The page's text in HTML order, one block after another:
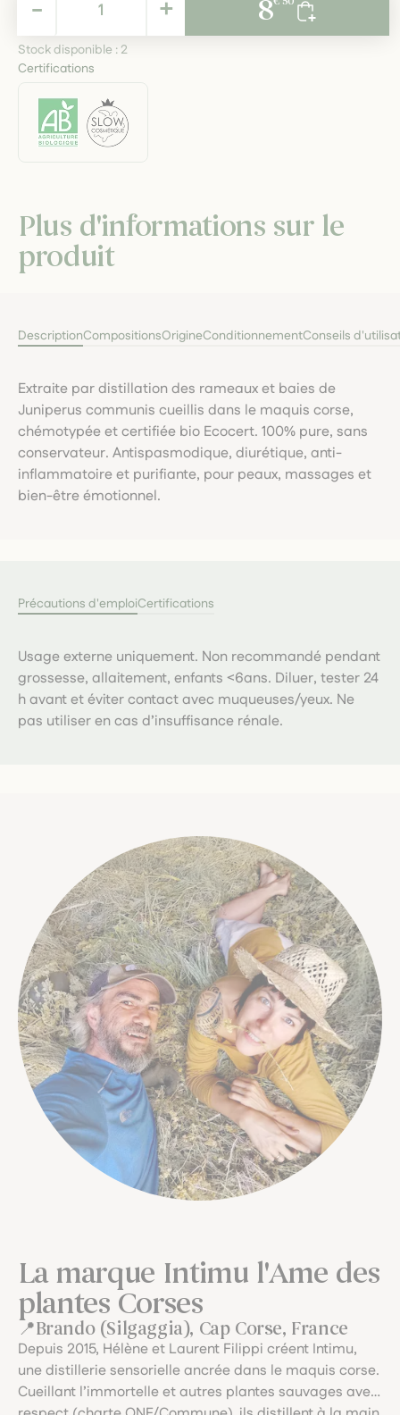
+
- 8
Stock disponible : 2
Certifications
Plus d'informations sur le
produit
DescriptionCompositionsOrigineConditionnementConseils
Extraite par distillation des rameaux et baies de
Juniperus communis cueillis dans le maquis corse,
chémotypée et certifiée bio Ecocert. 100% pure, sans
conservateur. Antispasmodique, diurétique, anti-
inflammatoire et purifiante, pour peaux, massages et
bien-être émotionnel.
Précautions d'emploiCertifications
Usage externe uniquement. Non recommandé pendant
grossesse, allaitement, enfants <6ans. Diluer, tester 24
h avant et éviter contact avec muqueuses/yeux. Ne
pas utiliser en cas d’insuffisance rénale.
La marque Intimu l'Ame des
plantes Corses
Brando (Silgaggia), Cap Corse, France
Depuis 2015, Hélène et Laurent Filippi créent Intimu,
une distillerie sensorielle ancrée dans le maquis corse.
Cueillant l’immortelle et autres plantes sauvages avec